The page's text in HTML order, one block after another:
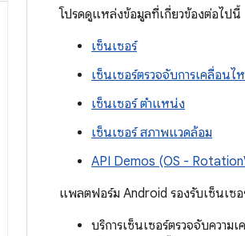
โปรดดูแหล่งข้อมูลที่เกี่ยวข้องต่อไปนี้
เซ็นเซอร์
เซ็นเซอร์ตรวจจับการเคลื่อนไ
เซ็นเซอร์ ตำแหน่ง
เซ็นเซอร์ สภาพแวดล้อม
API Demos (OS -
แพลตฟอร์ม Android รองรับเซ็นเซ
บริการเซ็นเซอร์ตรวจจับความ